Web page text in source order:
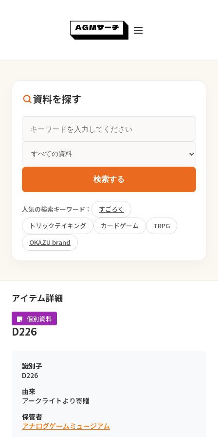
資料を探す
検索する
人気の検索キーワード：
すごろく
トリックテイキング
カードゲーム
TRPG
OKAZU brand
アイテム詳細
個別資料
D226
識別子
D226
由来
アークライトより寄贈
保管者
アナログゲームミュージアム